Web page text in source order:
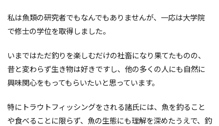
私は魚類の研究者でもなんでもありませんが、一応は大学院
で修士の学位を取得しました。
いまではただ釣りを楽しむだけの社畜になり果てたものの、
昔と変わらず生き物は好きですし、他の多くの人にも自然に
興味関心をもってもらいたいと思っています。
特にトラウトフィッシングをされる諸氏には、魚を釣ること
や食べることに限らず、魚の生態にも理解を深めたうえで、釣